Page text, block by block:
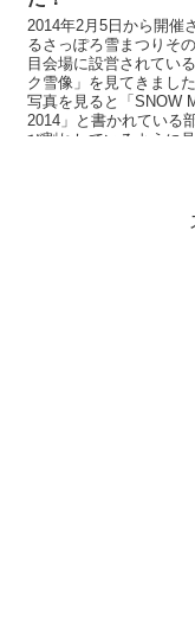
2014年2月5日から開催
るさっぽろ雪まつりそ
目会場に設営されてい
ク雪像」を見てきまし
写真を見ると「SNOW
2014」と書かれている
び割れしているように